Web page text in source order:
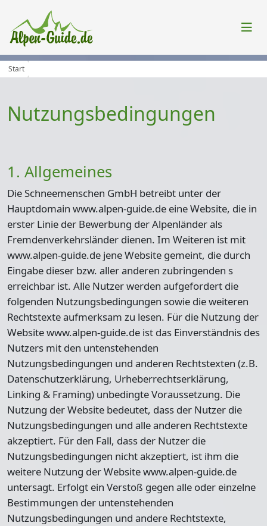
Start
Nutzungsbedingungen
1. Allgemeines
Die Schneemenschen GmbH betreibt unter der
Hauptdomain www.alpen-guide.de eine Website, die in
erster Linie der Bewerbung der Alpenländer als
Fremdenverkehrsländer dienen. Im Weiteren ist mit
www.alpen-guide.de jene Website gemeint, die durch
Eingabe dieser bzw. aller anderen zubringenden s
erreichbar ist. Alle Nutzer werden aufgefordert die
folgenden Nutzungsbedingungen sowie die weiteren
Rechtstexte aufmerksam zu lesen. Für die Nutzung der
Website www.alpen-guide.de ist das Einverständnis des
Nutzers mit den untenstehenden
Nutzungsbedingungen und anderen Rechtstexten (z.B.
Datenschutzerklärung, Urheberrechtserklärung,
Linking & Framing) unbedingte Voraussetzung. Die
Nutzung der Website bedeutet, dass der Nutzer die
Nutzungsbedingungen und alle anderen Rechtstexte
akzeptiert. Für den Fall, dass der Nutzer die
Nutzungsbedingungen nicht akzeptiert, ist ihm die
weitere Nutzung der Website www.alpen-guide.de
untersagt. Erfolgt ein Verstoß gegen alle oder einzelne
Bestimmungen der untenstehenden
Nutzungsbedingungen und andere Rechtstexte,